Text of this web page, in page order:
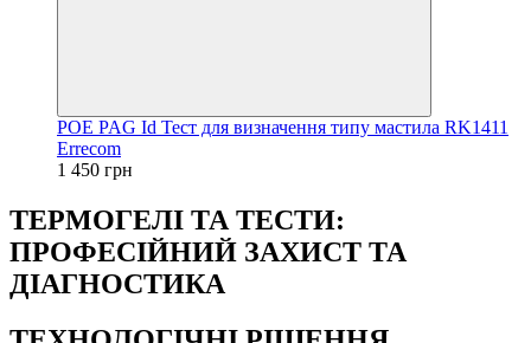
POE PAG Id Тест для визначення типу мастила RK1411
Errecom
1 450 грн
ТЕРМОГЕЛІ ТА ТЕСТИ:
ПРОФЕСІЙНИЙ ЗАХИСТ ТА
ДІАГНОСТИКА